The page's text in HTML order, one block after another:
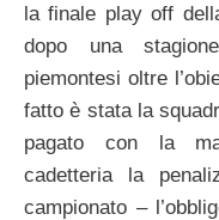
la finale play off
dopo una
piemontesi oltre
fatto è stata la
pagato con la
cadetteria la
campionato –